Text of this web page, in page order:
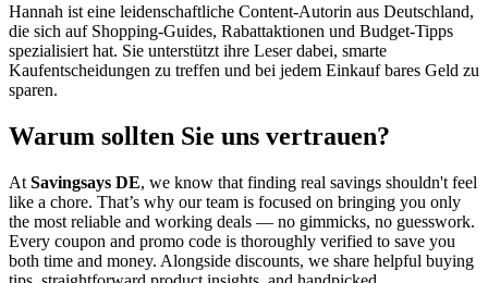
Hannah ist eine leidenschaftliche Content-Autorin aus Deutschland,
die sich auf Shopping-Guides, Rabattaktionen und Budget-Tipps
spezialisiert hat. Sie unterstützt ihre Leser dabei, smarte
Kaufentscheidungen zu treffen und bei jedem Einkauf bares Geld zu
sparen.
Warum sollten Sie uns vertrauen?
At Savingsays DE, we know that finding real savings shouldn't feel
like a chore. That’s why our team is focused on bringing you only
the most reliable and working deals — no gimmicks, no guesswork.
Every coupon and promo code is thoroughly verified to save you
both time and money. Alongside discounts, we share helpful buying